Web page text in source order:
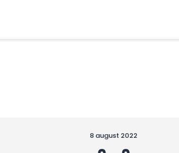
FCBT
Stiri
8 august 2022